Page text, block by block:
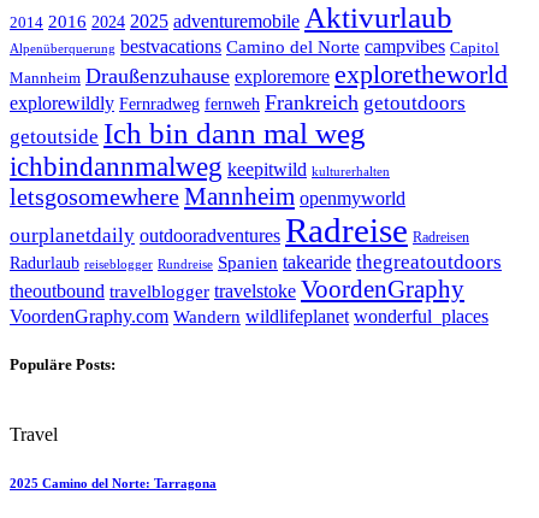
2014 2016 2024 2025 adventuremobile Aktivurlaub
Alpenüberquerung bestvacations Camino del Norte campvibes Capitol
Mannheim Draußenzuhause exploremore exploretheworld
explorewildly Fernradweg fernweh Frankreich getoutdoors
getoutside Ich bin dann mal weg
ichbindannmalweg keepitwild kulturerhalten
letsgosomewhereMannheim openmyworld
ourplanetdaily outdooradventures Radreise Radreisen
Radurlaub reiseblogger Rundreise Spanien takearide thegreatoutdoors
theoutbound travelblogger travelstoke VoordenGraphy
VoordenGraphy.com Wandern wildlifeplanet wonderful_places
Populäre Posts:
Travel
2025 Camino del Norte: Tarragona